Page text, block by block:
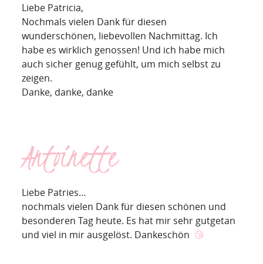
Liebe Patricia,
Nochmals vielen Dank für diesen
wunderschönen, liebevollen Nachmittag. Ich
habe es wirklich genossen! Und ich habe mich
auch sicher genug gefühlt, um mich selbst zu
zeigen.
Danke, danke, danke️️
Antoinette
Liebe Patries…
nochmals vielen Dank für diesen schönen und
besonderen Tag heute. Es hat mir sehr gutgetan
und viel in mir ausgelöst. Dankeschön 😘